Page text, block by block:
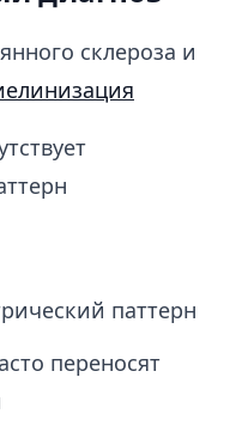
склероза и
паттерн
переносят